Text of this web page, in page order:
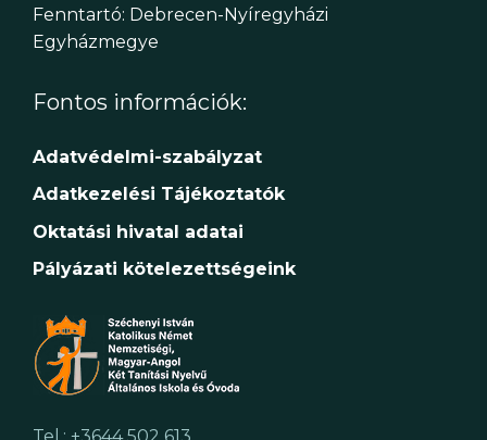
Fenntartó: Debrecen-Nyíregyházi
Egyházmegye
Fontos információk:
Adatvédelmi-szabályzat
Adatkezelési Tájékoztatók
Oktatási hivatal adatai
Pályázati kötelezettségeink